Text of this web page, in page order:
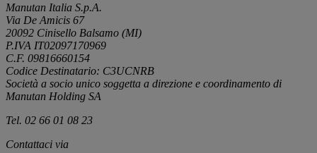
Manutan Italia S.p.A.
Via De Amicis 67
20092 Cinisello Balsamo (MI)
P.IVA IT02097170969
C.F. 09816660154
Codice Destinatario: C3UCNRB
Società a socio unico soggetta a direzione e coordinamento di
Manutan Holding SA
Tel. 02 66 01 08 23
Contattaci via